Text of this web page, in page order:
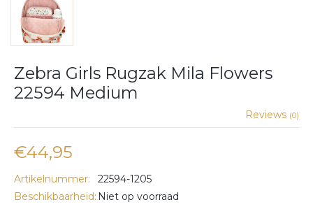
Zebra Girls Rugzak Mila Flowers
22594 Medium
Reviews (0)
€44,95
Artikelnummer:
22594-1205
Beschikbaarheid: Niet op voorraad